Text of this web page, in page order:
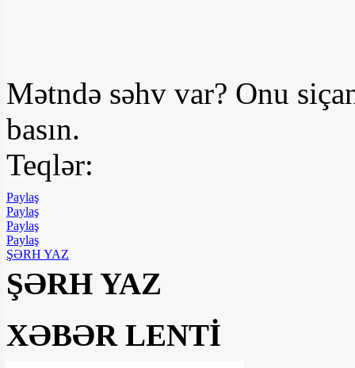
Mətndə səhv var? Onu
basın.
Teqlər:
Paylaş
Paylaş
Paylaş
Paylaş
ŞƏRH YAZ
ŞƏRH YAZ
XƏBƏR LENTİ